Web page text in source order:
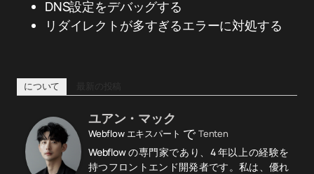
DNS設定をデバッグする
リダイレクトが多すぎるエラーに対処する
について 最新の投稿
ユアン・マック
Webflow エキスパート でTenten
Webflow の専門家であり、4 年以上の経験を
持つフロントエンド開発者です。私は、優れ